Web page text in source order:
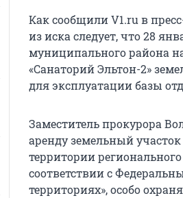
Как сообщили V1.ru в
из иска следует, что 28
муниципального района
«Санаторий Эльтон-2»
для эксплуатации базы
Заместитель прокурора
аренду земельный
территории
соответствии с
территориях», особо